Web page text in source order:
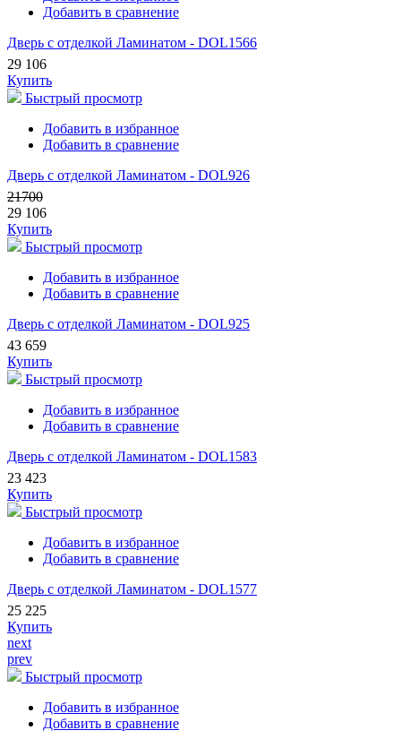
Добавить в сравнение
Дверь с отделкой Ламинатом - DOL1566
29 106
Купить
Быстрый просмотр
Добавить в избранное
Добавить в сравнение
Дверь с отделкой Ламинатом - DOL926
21700
29 106
Купить
Быстрый просмотр
Добавить в избранное
Добавить в сравнение
Дверь с отделкой Ламинатом - DOL925
43 659
Купить
Быстрый просмотр
Добавить в избранное
Добавить в сравнение
Дверь с отделкой Ламинатом - DOL1583
23 423
Купить
Быстрый просмотр
Добавить в избранное
Добавить в сравнение
Дверь с отделкой Ламинатом - DOL1577
25 225
Купить
next
prev
Быстрый просмотр
Добавить в избранное
Добавить в сравнение